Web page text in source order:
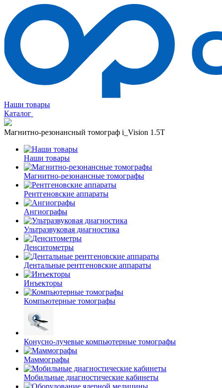
Наши товары
Каталог
Магнитно-резонансный томограф i_Vision 1.5T
Наши товары
Магнитно-резонансные томографы
Рентгеновские аппараты
Ангиографы
Ультразвуковая диагностика
Денситометры
Дентальные рентгеновские аппараты
Инъекторы
Компьютерные томографы
Конусно-лучевые компьютерные томографы
Маммографы
Мобильные диагностические кабинеты